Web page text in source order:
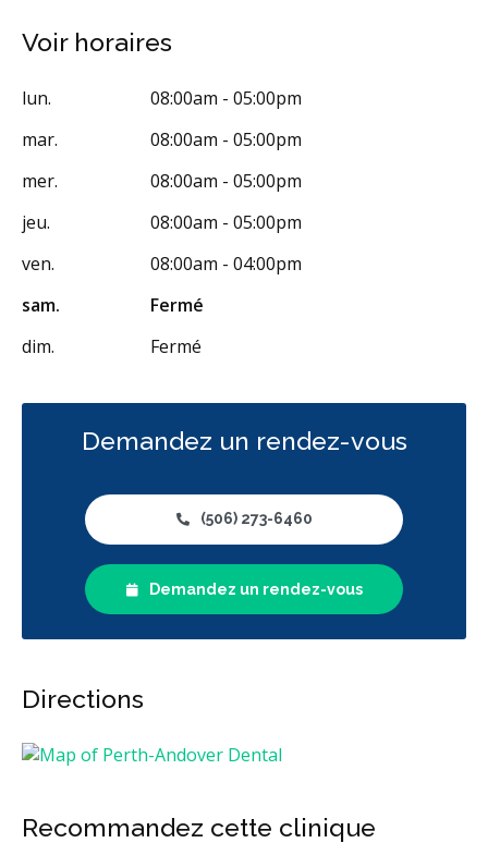
Services esthétiques
Endodontie
Chirurgie buccale
Hygiène préventive et nettoyages
Réparateur
RCSD (Régime canadien de soins dentaires)
Voir horaires
lun.
08:00am - 05:00pm
mar.
08:00am - 05:00pm
mer.
08:00am - 05:00pm
jeu.
08:00am - 05:00pm
ven.
08:00am - 04:00pm
sam.
Fermé
dim.
Fermé
Demandez un rendez-vous
(506) 273-6460
Demandez un rendez-vous
Directions
Recommandez cette clinique